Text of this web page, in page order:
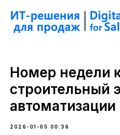
Номер недели
строительный
2026-01-05 00:36